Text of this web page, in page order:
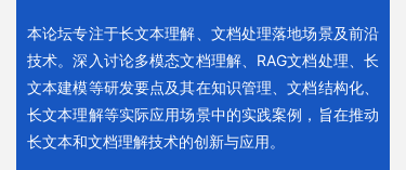
本论坛专注于长文本理解、文档处理落地场景及前沿
技术。深入讨论多模态文档理解、RAG文档处理、长
文本建模等研发要点及其在知识管理、文档结构化、
长文本理解等实际应用场景中的实践案例，旨在推动
长文本和文档理解技术的创新与应用。